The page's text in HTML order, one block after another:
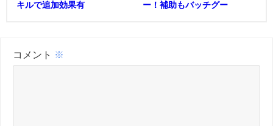
キルで追加効果有
ー！補助もバッチグー
コメント ※